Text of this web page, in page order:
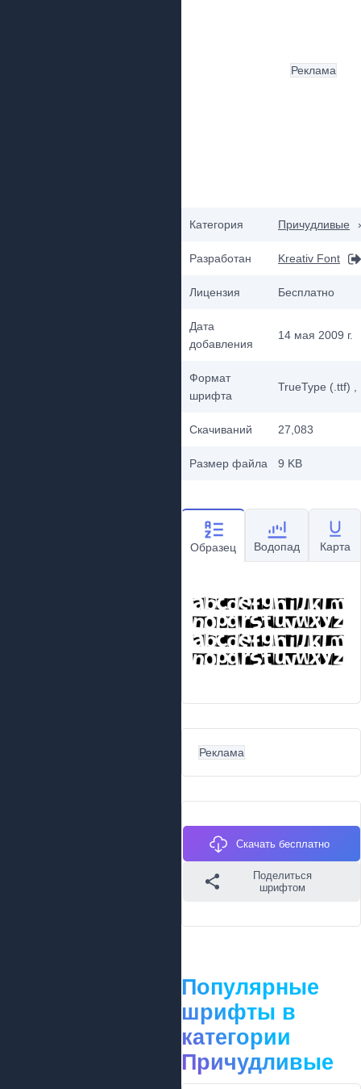
Категория Причудливые ›
Разработан Kreativ Font
Лицензия Бесплатно
Дата
добавления
14 мая 2009 г.
Формат
шрифта
TrueType (.ttf)
Скачиваний 27,083
Размер файла 9 KB
Реклама
Образец Водопад Карта
Реклама
Скачать бесплатно
Поделиться
шрифтом
Популярные
шрифты в
категории
Причудливые